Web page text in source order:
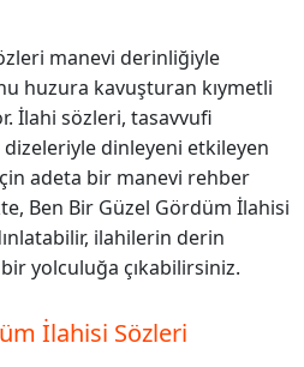
manevi derinliğiyle
huzura kavuşturan kıymetli
İlahi sözleri, tasavvufi
dinleyeni etkileyen
adeta bir manevi rehber
Ben Bir Güzel Gördüm İlahisi
ilahilerin derin
yolculuğa çıkabilirsiniz.
İlahisi Sözleri